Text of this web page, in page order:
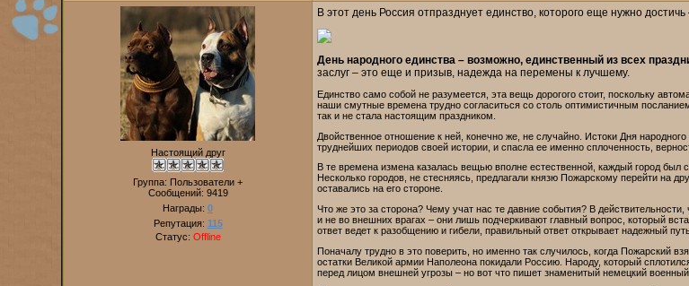
Настоящий друг
Группа: Пользователи +
Сообщений: 9419
Награды: 0
Репутация: 115
Статус: Offline
В этот день Россия отпразднует единство, которого еще нужно
День народного единства – возможно, единственный из всех
заслуг – это еще и призыв, надежда на перемены к лучшему.
Единство само собой не разумеется, эта вещь дорогого стоит, поскольку
наши смутные времена трудно согласиться со столь оптимистичным
так и не стала настоящим праздником.
Двойственное отношение к ней, конечно же, не случайно. Истоки Дня
труднейших периодов своей истории, и спасла ее именно сплоченность,
В те времена измена казалась вещью вполне естественной, каждый город был
Несколько городов, не стесняясь, предлагали князю Пожарскому перейти на
оставались на его стороне.
Что же это за сторона? Чему учат нас те давние события? В
и не во внешних врагах – они лишь подчеркивают главный вопрос, который
ответ ведет к разобщению и гибели, правильный ответ открывает надежный
Поначалу трудно в это поверить, но именно так случилось, когда Пожарский
остатки Великой армии Наполеона покидали Россию. Народу, который
перед лицом внешней угрозы – но вот что пишет знаменитый немецкий